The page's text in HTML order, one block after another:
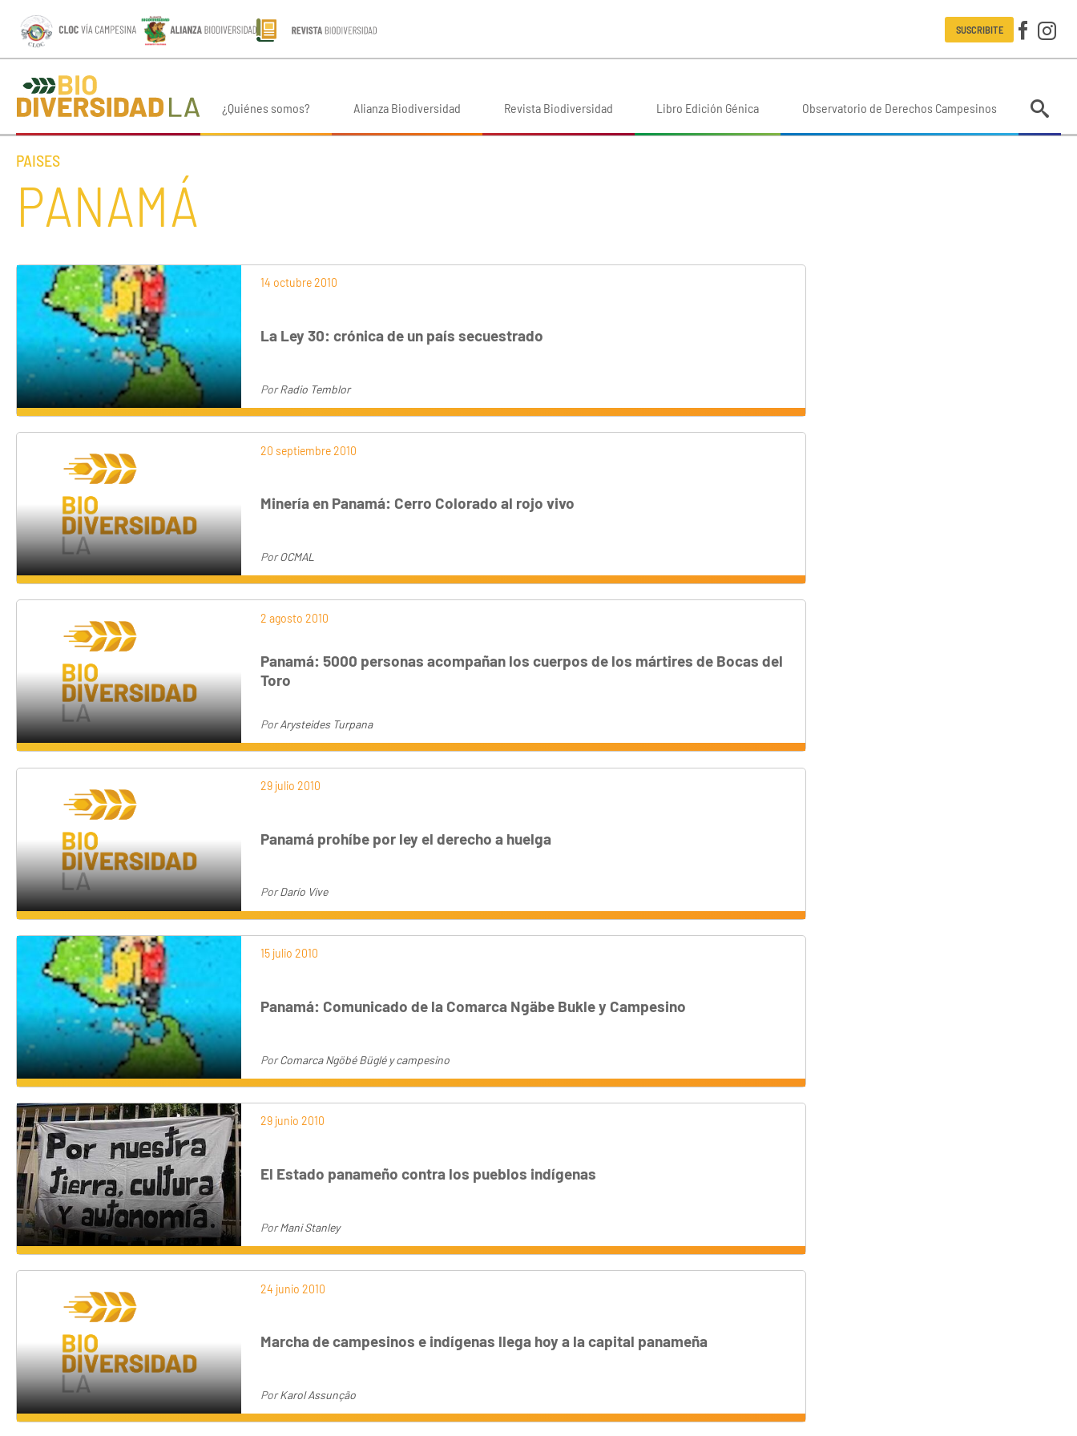
SUSCRIBITE
¿Quiénes somos? Alianza Biodiversidad Revista Biodiversidad Libro Edición Génica Observatorio de Derechos Campesinos
PAISES
PANAMÁ
14 octubre 2010
La Ley 30: crónica de un país secuestrado
PorRadio Temblor
20 septiembre 2010
Minería en Panamá: Cerro Colorado al rojo vivo
PorOCMAL
2 agosto 2010
Panamá: 5000 personas acompañan los cuerpos de los mártires de Bocas del
Toro
PorArysteides Turpana
29 julio 2010
Panamá prohíbe por ley el derecho a huelga
PorDarío Vive
15 julio 2010
Panamá: Comunicado de la Comarca Ngäbe Bukle y Campesino
PorComarca Ngöbé Büglé y campesino
29 junio 2010
El Estado panameño contra los pueblos indígenas
PorMani Stanley
24 junio 2010
Marcha de campesinos e indígenas llega hoy a la capital panameña
PorKarol Assunção